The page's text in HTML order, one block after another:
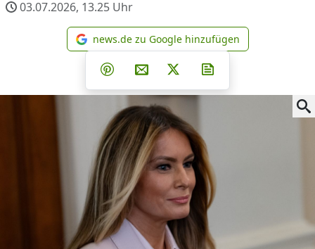
03.07.2026, 13.25 Uhr
news.de zu Google
news.de zu Google hinzufügen
Teilen auf Facebook
Teilen auf Whatsapp
Teilen auf Telegram
Teilen auf Pinterest
Per E-Mail teilen
Post auf X